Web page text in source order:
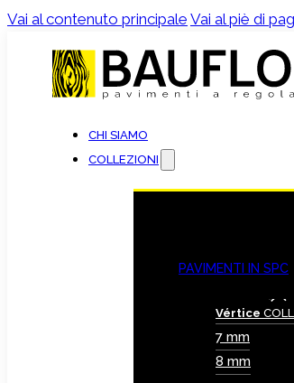
Vai al contenuto principale Vai al piè di
CHI SIAMO
COLLEZIONI
PAVIMENTI IN SPC
Vértice
7 mm
8 mm